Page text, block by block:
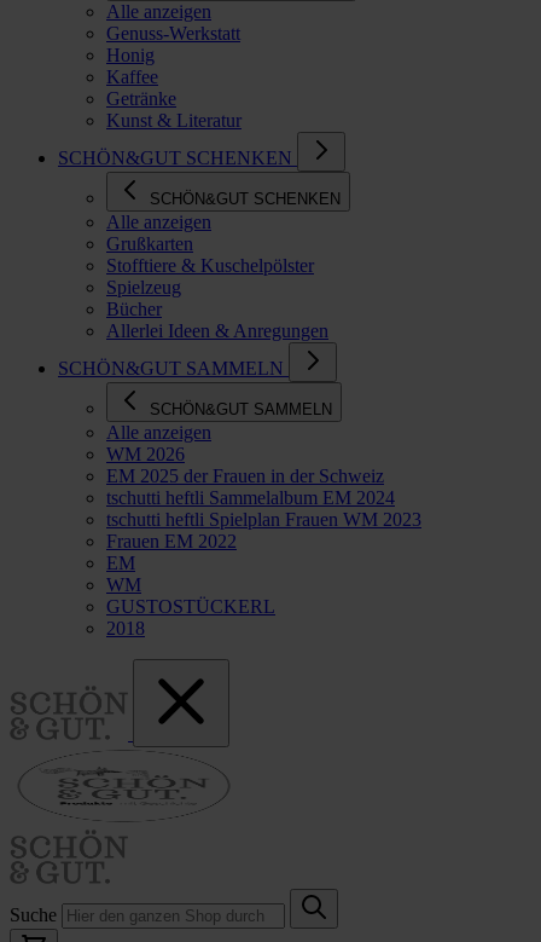
Alle anzeigen
Genuss-Werkstatt
Honig
Kaffee
Getränke
Kunst & Literatur
SCHÖN&GUT SCHENKEN
SCHÖN&GUT SCHENKEN
Alle anzeigen
Grußkarten
Stofftiere & Kuschelpölster
Spielzeug
Bücher
Allerlei Ideen & Anregungen
SCHÖN&GUT SAMMELN
SCHÖN&GUT SAMMELN
Alle anzeigen
WM 2026
EM 2025 der Frauen in der Schweiz
tschutti heftli Sammelalbum EM 2024
tschutti heftli Spielplan Frauen WM 2023
Frauen EM 2022
EM
WM
GUSTOSTÜCKERL
2018
Suche